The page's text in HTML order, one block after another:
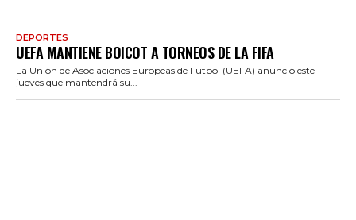
DEPORTES
UEFA MANTIENE BOICOT A TORNEOS DE LA FIFA
La Unión de Asociaciones Europeas de Futbol (UEFA) anunció este
jueves que mantendrá su...